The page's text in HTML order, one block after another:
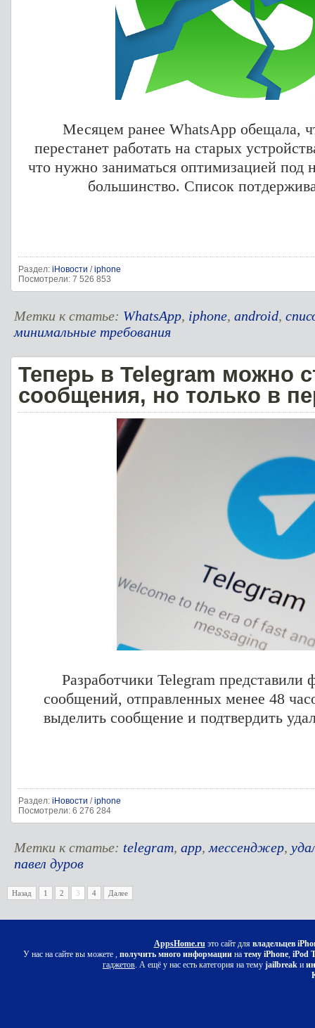
Месяцем ранее WhatsApp обещала,
перестанет работать на старых
что нужно заниматься оптимизацией под
большинство. Список
Раздел: iНовости /iphone
Посмотрели: 7 526 853
Метки к статье: WhatsApp, iphone, android,
минимальные требования
Теперь в Telegram можно
сообщения, но только в
Разработчики Telegram представили
сообщений, отправленных менее 48
выделить сообщение и подтвердить
Раздел: iНовости /iphone
Посмотрели: 6 276 284
Метки к статье: telegram, app,мессенджер,
павел дуров
Назад 1 2 3 4 Далее
AppsHome.ruэто сайт для владельцев
У нас на сайте вы можете , получить много информациина тему iPhone,iPod
гаджетов. А ещё у нас есть категория на тему jailbreak и